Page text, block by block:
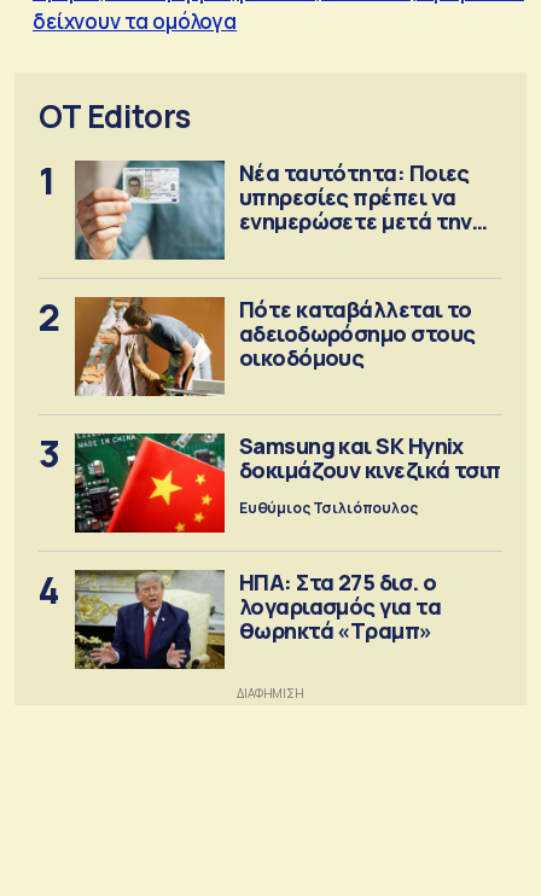
δείχνουν τα ομόλογα
OT Editors
1
Νέα ταυτότητα: Ποιες
υπηρεσίες πρέπει να
ενημερώσετε μετά την
2
Πότε καταβάλλεται το
αδειοδωρόσημο στους
οικοδόμους
3
Samsung και SK Hynix
δοκιμάζουν κινεζικά τσιπ
Ευθύμιος Τσιλιόπουλος
4
ΗΠΑ: Στα 275 δισ. ο
λογαριασμός για τα
θωρηκτά «Τραμπ»